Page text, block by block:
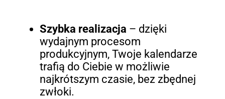
Szybka realizacja – dzięki
wydajnym procesom
produkcyjnym, Twoje kalendarze
trafią do Ciebie w możliwie
najkrótszym czasie, bez zbędnej
zwłoki.